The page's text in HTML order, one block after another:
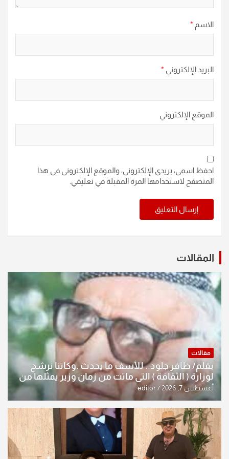
الاسم *
البريد الإلكتروني *
الموقع الإلكتروني
احفظ اسمي، بريدي الإلكتروني، والموقع الإلكتروني في هذا
المتصفح لاستخدامها المرة المقبلة في تعليقي.
المقالات
مقالات
بقلم/ ظافر جلود.. للأسف ما يحدث .وكاننا نرشح
لوزارة ( الثقافة ) التي ماتت من زمان وزير يمثلها من
النخبة والإرث العظيم للثقافة العراقية..
أغسطس 7, 2026 editor